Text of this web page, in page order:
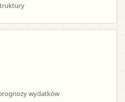
wydatków